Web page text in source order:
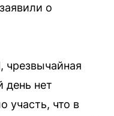
о
чрезвычайная
день нет
участь, что в